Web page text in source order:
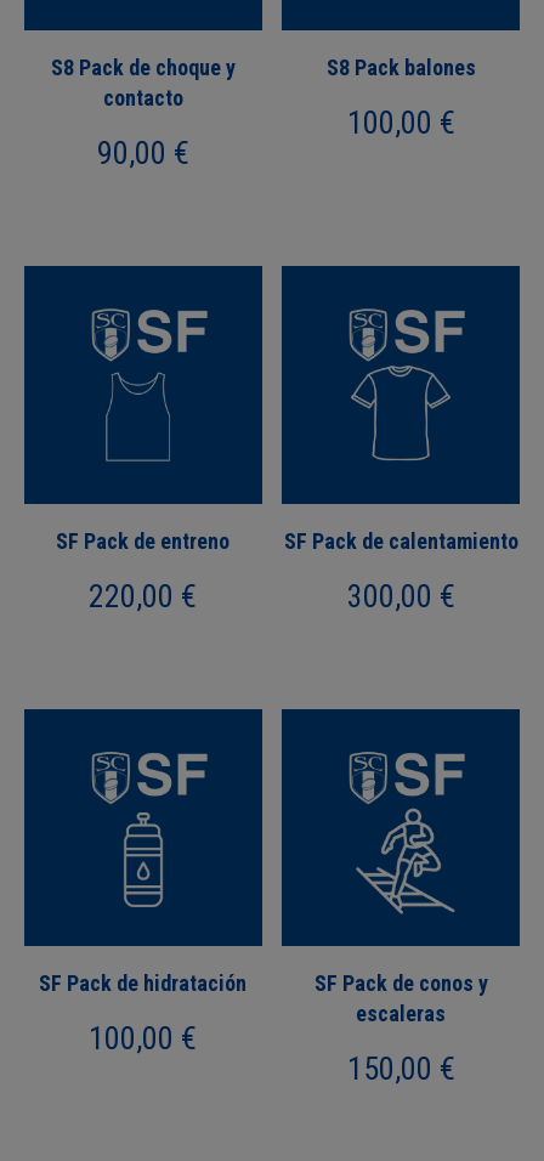
S8 Pack de choque y
contacto
90,00 €
S8 Pack balones
100,00 €
SF Pack de entreno
220,00 €
SF Pack de calentamiento
300,00 €
SF Pack de hidratación
100,00 €
SF Pack de conos y
escaleras
150,00 €